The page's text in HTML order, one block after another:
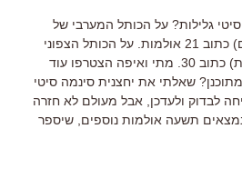
גלילות? על הכותל המערבי של
המבנה (בצד ימין של הצילום) כתוב 21 אולמות. על הכותל הצפוני
(בצד שמאל, באותיות כחולות) כתוב 30. מתי ואיפה הצטרפו עוד
שאלתי את יחצנית סינמה סיטי
לבדוק ולעדכן, אבל מעולם לא חזרה
תשעה אולמות נוספים, שיספר